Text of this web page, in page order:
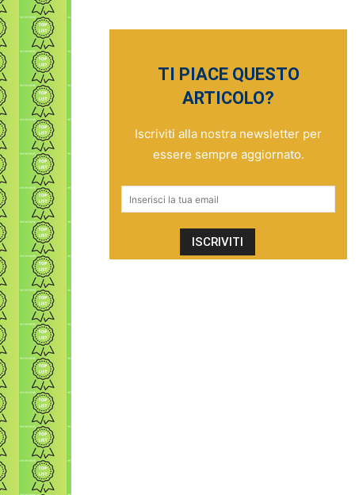
TI PIACE QUESTO
ARTICOLO?
Iscriviti alla nostra newsletter per
essere sempre aggiornato.